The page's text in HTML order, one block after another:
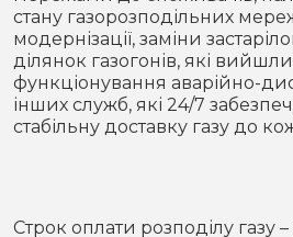
Життя
Відео
Конфлікти
Історія
Спорт
стану газорозподільних
модернізації, заміни
ділянок газогонів, які
функціонування аварійно-
інших служб, які 24/7
стабільну доставку газу до
Строк оплати розподілу газу